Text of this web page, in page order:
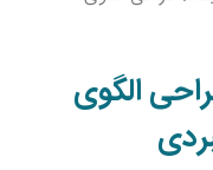
الگوی